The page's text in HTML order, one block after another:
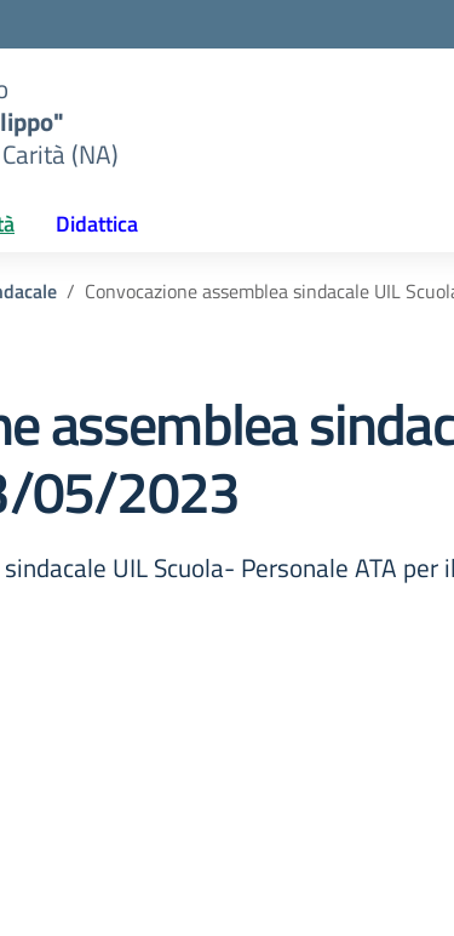
(NA)
Didattica
Convocazione assemblea sindacale UIL
assemblea
05/2023
UIL Scuola- Personale ATA